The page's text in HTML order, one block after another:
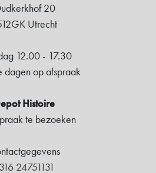
20
Utrecht
12.00 - 17.30
dagen op afspraak
Histoire
te bezoeken
24751131